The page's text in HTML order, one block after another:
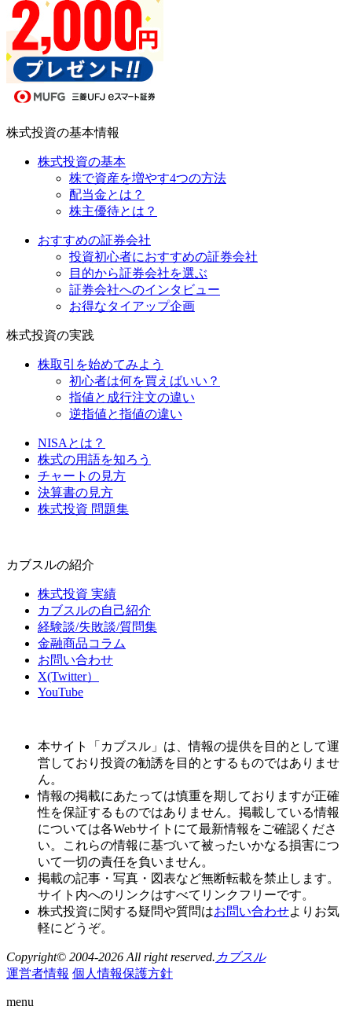
株式投資の基本情報
株式投資の基本
株で資産を増やす4つの方法
配当金とは？
株主優待とは？
おすすめの証券会社
投資初心者におすすめの証券会社
目的から証券会社を選ぶ
証券会社へのインタビュー
お得なタイアップ企画
株式投資の実践
株取引を始めてみよう
初心者は何を買えばいい？
指値と成行注文の違い
逆指値と指値の違い
NISAとは？
株式の用語を知ろう
チャートの見方
決算書の見方
株式投資 問題集
カブスルの紹介
株式投資 実績
カブスルの自己紹介
経験談/失敗談/質問集
金融商品コラム
お問い合わせ
X(Twitter）
YouTube
本サイト「カブスル」は、情報の提供を目的として運
営しており投資の勧誘を目的とするものではありませ
ん。
情報の掲載にあたっては慎重を期しておりますが正確
性を保証するものではありません。掲載している情報
については各Webサイトにて最新情報をご確認くださ
い。これらの情報に基づいて被ったいかなる損害につ
いて一切の責任を負いません。
掲載の記事・写真・図表など無断転載を禁止します。
サイト内へのリンクはすべてリンクフリーです。
株式投資に関する疑問や質問はお問い合わせよりお気
軽にどうぞ。
Copyright© 2004-2026 All right reserved. カブスル
運営者情報 個人情報保護方針
menu